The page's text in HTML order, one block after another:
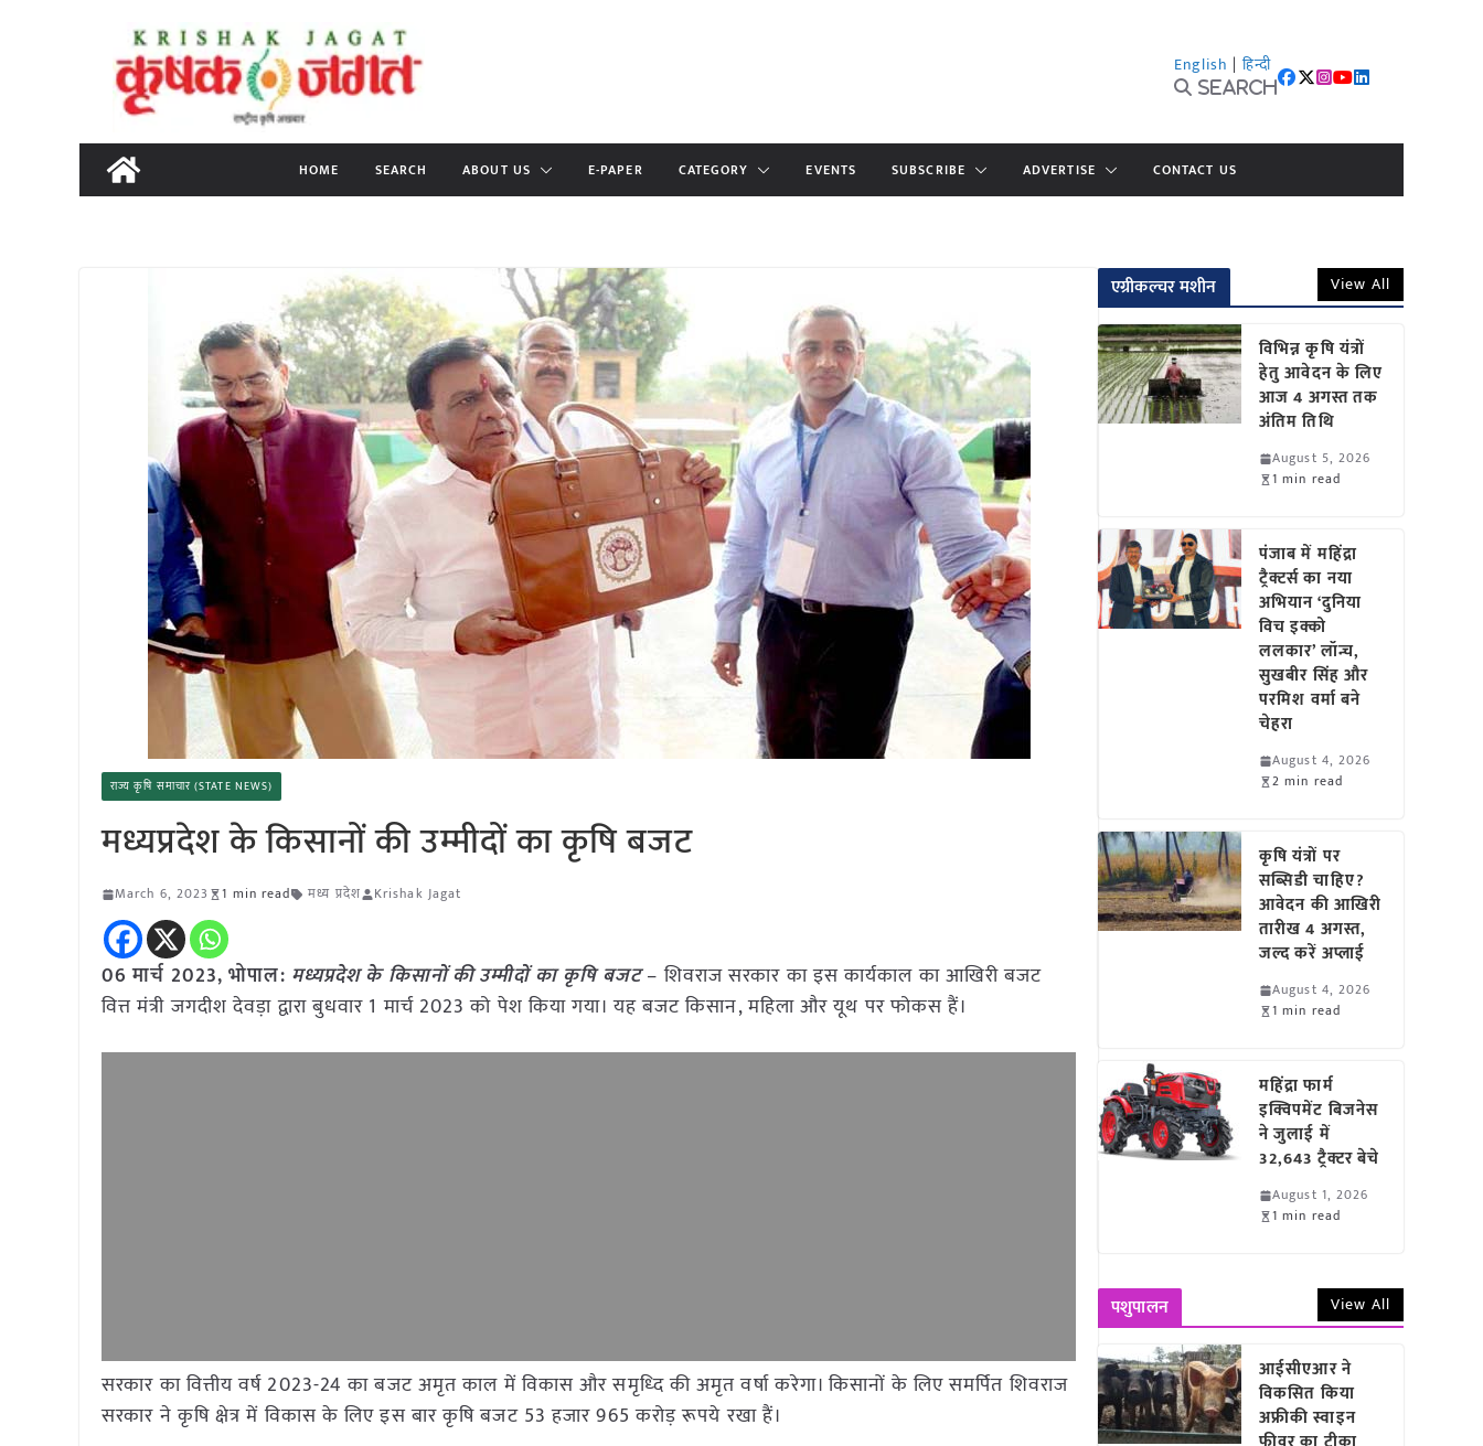
content
English | हिन्दी
Search
HOME SEARCH ABOUT US E-PAPER CATEGORY EVENTS SUBSCRIBE ADVERTISE CONTACT US
राज्य कृषि समाचार (STATE NEWS)
मध्यप्रदेश के किसानों की उम्मीदों का कृषि बजट
March 6, 2023 1 min read मध्य प्रदेश Krishak Jagat
06 मार्च 2023, भोपाल: मध्यप्रदेश के किसानों की उम्मीदों का कृषि बजट– शिवराज सरकार का इस कार्यकाल का आखिरी बजट
वित्त मंत्री जगदीश देवड़ा द्वारा बुधवार 1 मार्च 2023 को पेश किया गया। यह बजट किसान, महिला और यूथ पर फोकस हैं।
सरकार का वित्तीय वर्ष 2023-24 का बजट अमृत काल में विकास और समृध्दि की अमृत वर्षा करेगा। किसानों के लिए समर्पित शिवराज
सरकार ने कृषि क्षेत्र में विकास के लिए इस बार कृषि बजट 53 हजार 965 करोड़ रूपये रखा हैं।
एग्रीकल्चर मशीन View All
विभिन्न कृषि यंत्रों
हेतु आवेदन के लिए
आज 4 अगस्त तक
अंतिम तिथि
August 5, 2026
1 min read
पंजाब में महिंद्रा
ट्रैक्टर्स का नया
अभियान ‘दुनिया
विच इक्को
ललकार’ लॉन्च,
सुखबीर सिंह और
परमिश वर्मा बने
चेहरा
August 4, 2026
2 min read
कृषि यंत्रों पर
सब्सिडी चाहिए?
आवेदन की आखिरी
तारीख 4 अगस्त,
जल्द करें अप्लाई
August 4, 2026
1 min read
महिंद्रा फार्म
इक्विपमेंट बिजनेस
ने जुलाई में
32,643 ट्रैक्टर बेचे
August 1, 2026
1 min read
पशुपालन View All
आईसीएआर ने
विकसित किया
अफ्रीकी स्वाइन